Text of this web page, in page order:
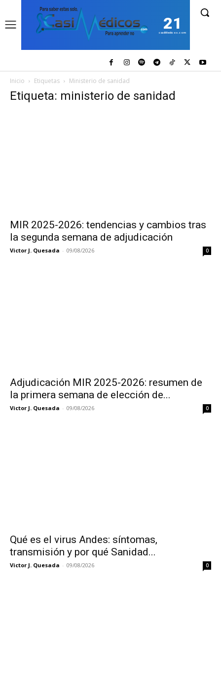
21
casiMedicos.com
Inicio Etiquetas Ministerio de sanidad
Etiqueta: ministerio de sanidad
MIR 2025-2026: tendencias y cambios tras
la segunda semana de adjudicación
Victor J. Quesada - 09/08/2026 0
Adjudicación MIR 2025-2026: resumen de
la primera semana de elección de...
Victor J. Quesada - 09/08/2026 0
Qué es el virus Andes: síntomas,
transmisión y por qué Sanidad...
Victor J. Quesada - 09/08/2026 0